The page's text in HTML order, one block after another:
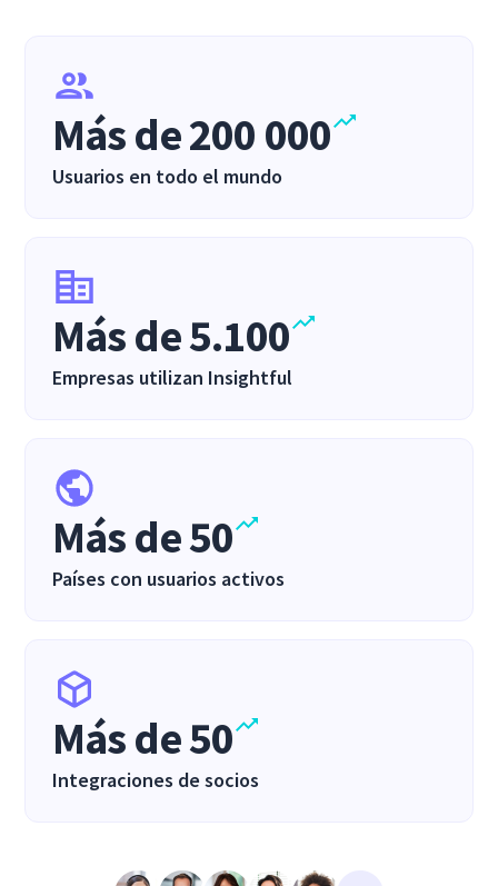
Más de 200 000
Usuarios en todo el mundo
Más de 5.100
Empresas utilizan Insightful
Más de 50
Países con usuarios activos
Más de 50
Integraciones de socios